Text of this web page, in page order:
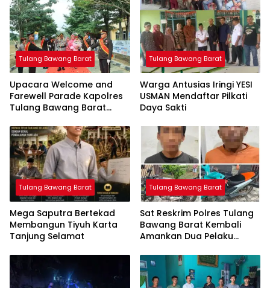
Tulang Bawang Barat
Upacara Welcome and
Farewell Parade Kapolres
Tulang Bawang Barat
Tulang Bawang Barat
Warga Antusias Iringi YESI
USMAN Mendaftar Pilkati
Daya Sakti
Tulang Bawang Barat
Mega Saputra Bertekad
Membangun Tiyuh Karta
Tanjung Selamat
Tulang Bawang Barat
Sat Reskrim Polres Tulang
Bawang Barat Kembali
Amankan Dua Pelaku
Tulang Bawang Tengah